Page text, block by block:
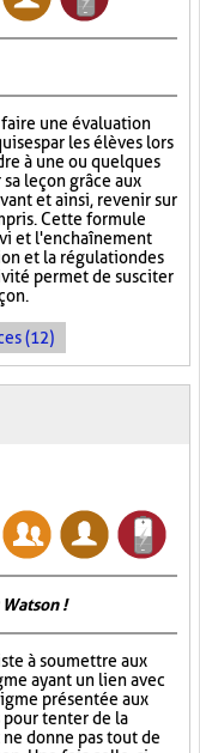
une évaluation
par les élèves lors
à une ou quelques
leçon grâce aux
et ainsi, revenir sur
Cette formule
et l'enchaînement
et la régulation des
permet de susciter
(12)
!
à soumettre aux
ayant un lien avec
présentée aux
tenter de la
donne pas tout de